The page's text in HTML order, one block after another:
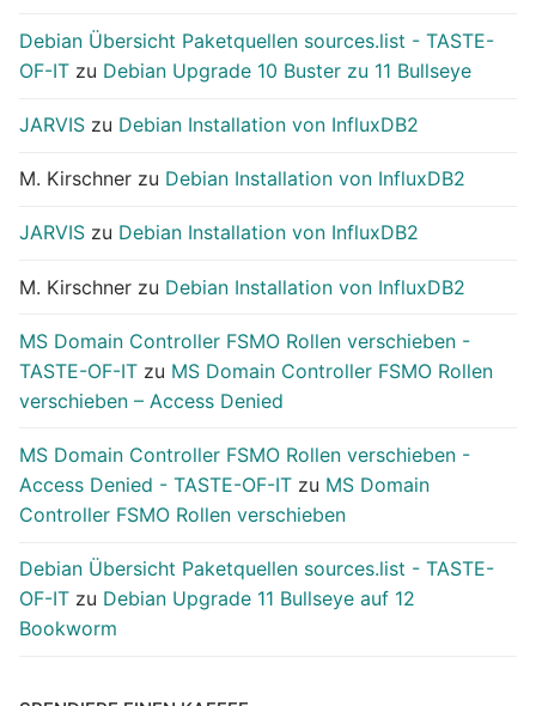
Debian Übersicht Paketquellen sources.list - TASTE-
OF-IT zu Debian Upgrade 10 Buster zu 11 Bullseye
JARVIS zu Debian Installation von InfluxDB2
M. Kirschner zu Debian Installation von InfluxDB2
JARVIS zu Debian Installation von InfluxDB2
M. Kirschner zu Debian Installation von InfluxDB2
MS Domain Controller FSMO Rollen verschieben -
TASTE-OF-IT zu MS Domain Controller FSMO Rollen
verschieben – Access Denied
MS Domain Controller FSMO Rollen verschieben -
Access Denied - TASTE-OF-IT zu MS Domain
Controller FSMO Rollen verschieben
Debian Übersicht Paketquellen sources.list - TASTE-
OF-IT zu Debian Upgrade 11 Bullseye auf 12
Bookworm